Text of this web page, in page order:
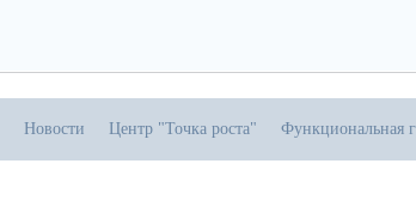
Новости Центр "Точка роста" Функциональная